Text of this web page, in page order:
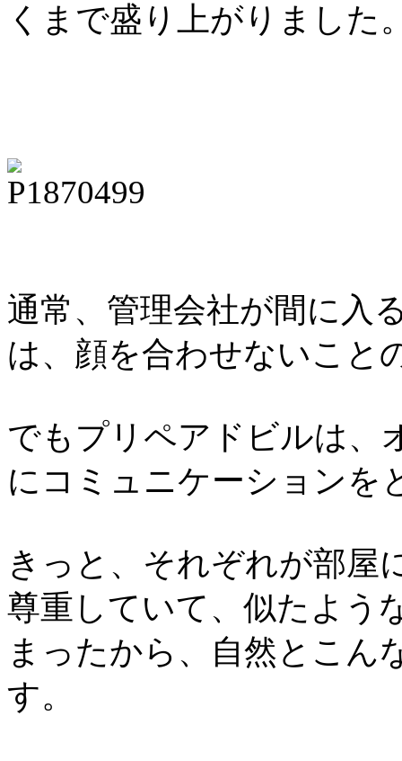
くまで盛り上がりました
通常、管理会社が間に入
は、顔を合わせないこと
でもプリペアドビルは、
にコミュニケーションを
きっと、それぞれが部屋
尊重していて、似たよう
まったから、自然とこん
す。